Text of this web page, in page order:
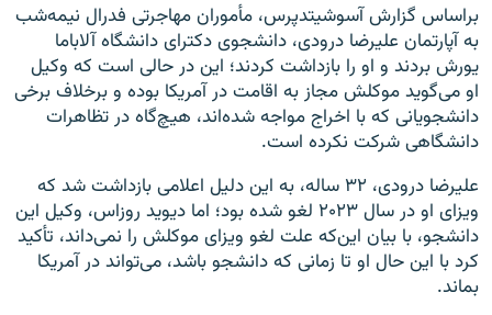
براساس گزارش آسوشیتدپرس، مأموران مهاجرتی فدرال نیمه‌شب
به آپارتمان علیرضا درودی، دانشجوی دکترای دانشگاه آلاباما
یورش بردند و او را بازداشت کردند؛ این در حالی است که وکیل
او می‌گوید موکلش مجاز به اقامت در آمریکا بوده و برخلاف برخی
دانشجویانی که با اخراج مواجه شده‌اند، هیچ‌گاه در تظاهرات
دانشگاهی شرکت نکرده است.
علیرضا درودی، ۳۲ ساله، به این دلیل اعلامی بازداشت شد که
ویزای او در سال ۲۰۲۳ لغو شده بود؛ اما دیوید روزاس، وکیل این
دانشجو، با بیان این‌که علت لغو ویزای موکلش را نمی‌داند، تأکید
کرد با این حال او تا زمانی که دانشجو باشد، می‌تواند در آمریکا
بماند.